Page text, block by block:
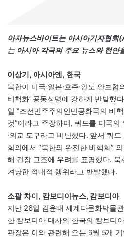
아자뉴스바이트는 아시아기자협회
는 아시아 각국의 주요 뉴스와 현안
이상기, 아시아엔, 한국
북한이 미국·일본·호주·인도 안보
비핵화’ 공동성명에 강하게 반발했
일 “조선민주주의인민공화국의 비
것”이라고 주장하며, 쿼드를 미국의
·외교 도구라고 비난했다. 앞서 쿼
회의에서 “북한의 완전한 비핵화”
해 긴장 고조에 우려를 표명했다.
겨냥한 적대적 행위라고 반발했다.
소팔 차이, 캄보디아뉴스, 캄보디아
지난 26일 김윤태 세계다문화박물
한 캄보디아 대사와 한국의 캄보디
관장은 이와 관련해 오는 6월 5개